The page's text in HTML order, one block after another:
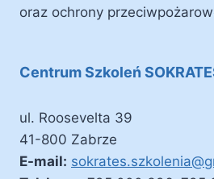
oraz ochrony
Centrum Szkoleń
ul. Roosevelta 39
41-800 Zabrze
E-mail: